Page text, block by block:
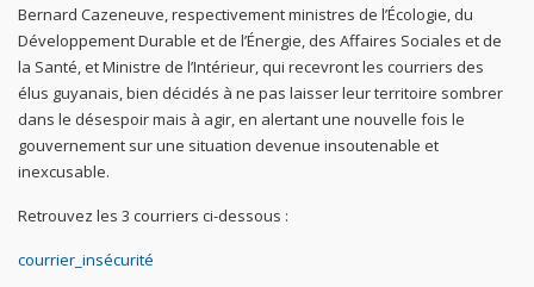
Bernard Cazeneuve, respectivement ministres de l’Écologie, du
Développement Durable et de l’Énergie, des Affaires Sociales et de
la Santé, et Ministre de l’Intérieur, qui recevront les courriers des
élus guyanais, bien décidés à ne pas laisser leur territoire sombrer
dans le désespoir mais à agir, en alertant une nouvelle fois le
gouvernement sur une situation devenue insoutenable et
inexcusable.
Retrouvez les 3 courriers ci-dessous :
courrier_insécurité